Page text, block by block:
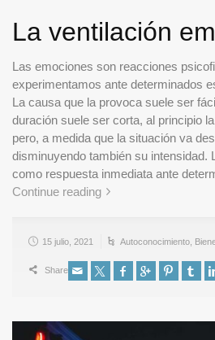
La ventilación
Las emociones son reacciones
experimentamos ante determinados
La causa que la provoca suele ser
duración suele ser corta, al principio
pero, a medida que la situación va
disminuyendo también su intensidad.
como respuesta inmediata ante
Continue reading
15 julio, 2021 Autoconocimiento
Share